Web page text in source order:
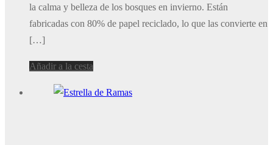
la calma y belleza de los bosques en invierno. Están
fabricadas con 80% de papel reciclado, lo que las convierte en
[…]
Añadir a la cesta